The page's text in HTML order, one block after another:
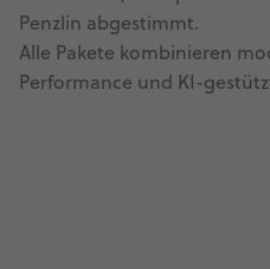
Penzlin abgestimmt.
Alle Pakete kombinieren
Performance und KI-